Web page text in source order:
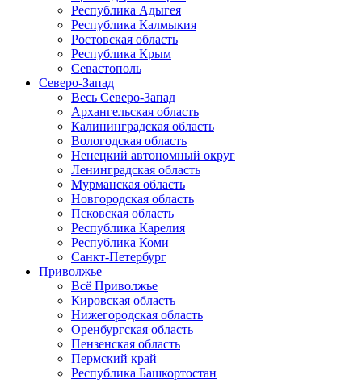
Республика Адыгея
Республика Калмыкия
Ростовская область
Республика Крым
Севастополь
Северо-Запад
Весь Северо-Запад
Архангельская область
Калининградская область
Вологодская область
Ненецкий автономный округ
Ленинградская область
Мурманская область
Новгородская область
Псковская область
Республика Карелия
Республика Коми
Санкт-Петербург
Приволжье
Всё Приволжье
Кировская область
Нижегородская область
Оренбургская область
Пензенская область
Пермский край
Республика Башкортостан